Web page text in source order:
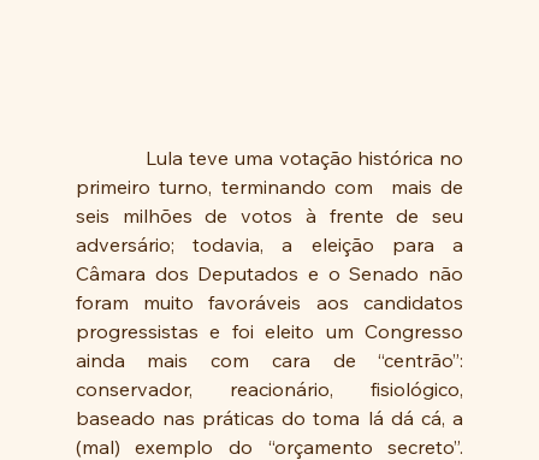
Lula teve uma votação histórica no
primeiro turno, terminando com  mais de
seis milhões de votos à frente de seu
adversário; todavia, a eleição para a
Câmara dos Deputados e o Senado não
foram muito favoráveis aos candidatos
progressistas e foi eleito um Congresso
ainda mais com cara de “centrão”:
conservador, reacionário, fisiológico,
baseado nas práticas do toma lá dá cá, a
(mal) exemplo do “orçamento secreto”.